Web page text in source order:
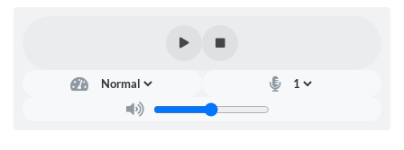
Lei de acesso à informação